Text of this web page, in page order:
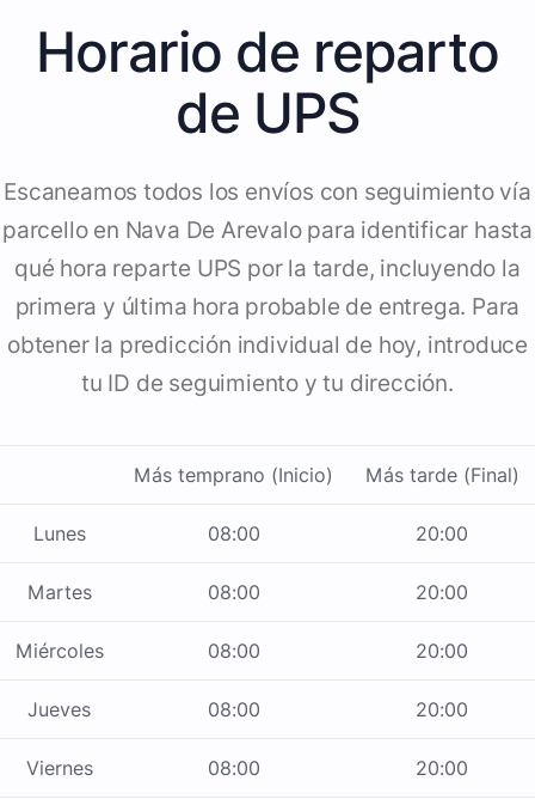
Horario de reparto
de UPS
Escaneamos todos los envíos con seguimiento vía
parcello en Nava De Arevalo para identificar hasta
qué hora reparte UPS por la tarde, incluyendo la
primera y última hora probable de entrega. Para
obtener la predicción individual de hoy, introduce
tu ID de seguimiento y tu dirección.
Más temprano (Inicio) Más tarde (Final)
Lunes 08:00 20:00
Martes 08:00 20:00
Miércoles 08:00 20:00
Jueves 08:00 20:00
Viernes 08:00 20:00